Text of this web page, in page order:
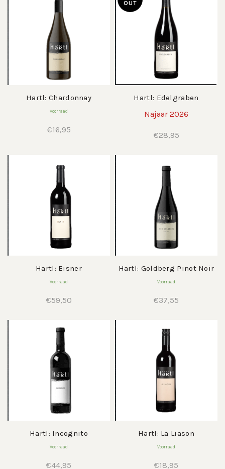
Hartl: Chardonnay
Voorraad
€16,95
OUT
Hartl: Edelgraben
Najaar 2026
€28,95
Hartl: Eisner
Voorraad
€59,50
Hartl: Goldberg Pinot Noir
Voorraad
€37,55
Hartl: Incognito
Voorraad
€44,95
Hartl: La Liason
Voorraad
€18,95